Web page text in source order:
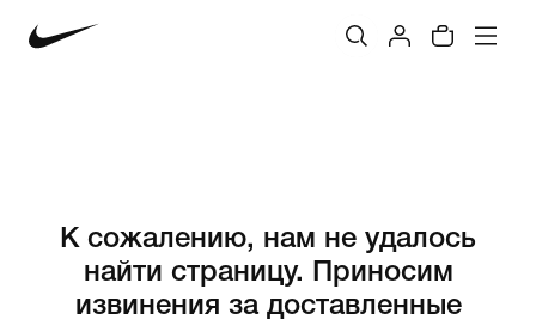
К сожалению, нам не удалось
найти страницу. Приносим
извинения за доставленные